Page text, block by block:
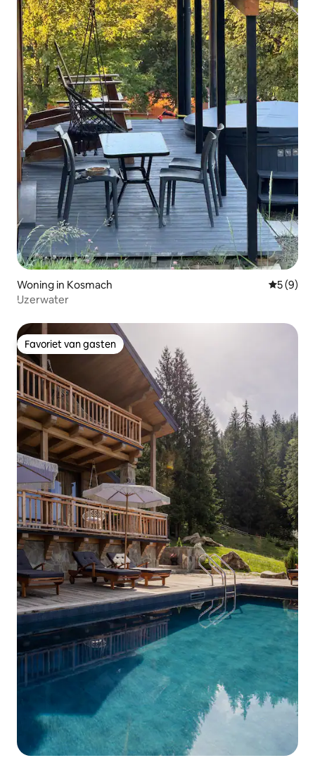
Woning in Kosmach
5 (9)
IJzerwater
Favoriet van gasten
Favoriet van gasten